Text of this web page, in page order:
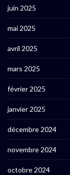
juin 2025
mai 2025
avril 2025
mars 2025
février 2025
janvier 2025
décembre 2024
novembre 2024
octobre 2024